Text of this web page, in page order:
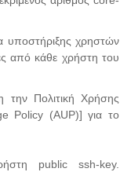
υποστήριξης χρηστών
από κάθε χρήστη του
την Πολιτική Χρήσης
Policy (AUP)] για το
public ssh-key.